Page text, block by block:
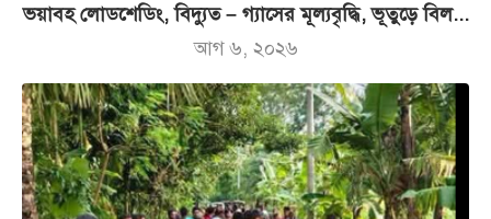
ভয়াবহ লোডশেডিং, বিদ্যুত – গ্যাসের মূল্যবৃদ্ধি, ভূতুড়ে বিল...
আগ ৬, ২০২৬